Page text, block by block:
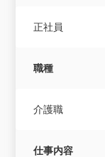
正社員
職種
介護職
仕事内容